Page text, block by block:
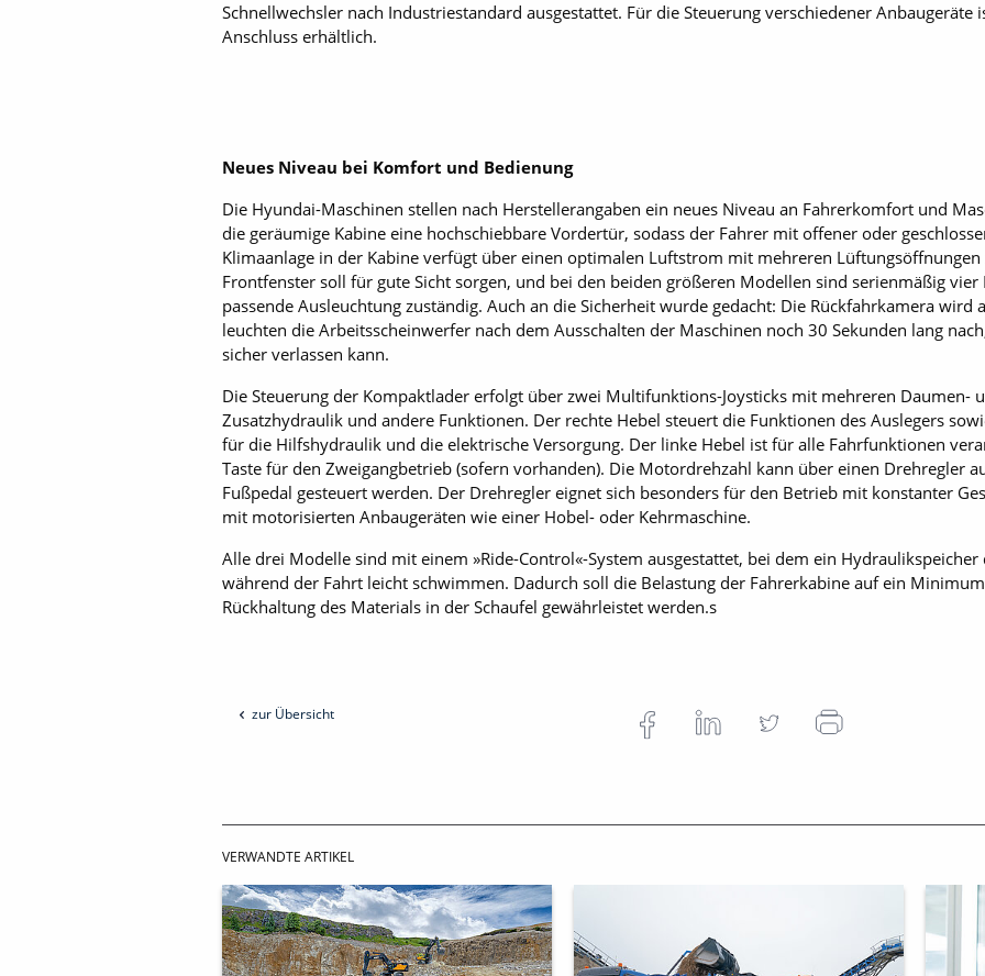
Schnellwechsler nach Industriestandard ausgestattet. Für die Steuerung verschiedener
Anschluss erhältlich.
Neues Niveau bei Komfort und Bedienung
Die Hyundai-Maschinen stellen nach Herstellerangaben ein neues Niveau an Fahrerkomfort und
die geräumige Kabine eine hochschiebbare Vordertür, sodass der Fahrer mit offener oder
Klimaanlage in der Kabine verfügt über einen optimalen Luftstrom mit mehreren
Frontfenster soll für gute Sicht sorgen, und bei den beiden größeren Modellen sind serienmäßig
passende Ausleuchtung zuständig. Auch an die Sicherheit wurde gedacht: Die Rückfahrkamera
leuchten die Arbeitsscheinwerfer nach dem Ausschalten der Maschinen noch 30 Sekunden lang
sicher verlassen kann.
Die Steuerung der Kompaktlader erfolgt über zwei Multifunktions-Joysticks mit mehreren Daumen-
Zusatzhydraulik und andere Funktionen. Der rechte Hebel steuert die Funktionen des Auslegers
für die Hilfshydraulik und die elektrische Versorgung. Der linke Hebel ist für alle Fahrfunktionen
Taste für den Zweigangbetrieb (sofern vorhanden). Die Motordrehzahl kann über einen Drehregler
Fußpedal gesteuert werden. Der Drehregler eignet sich besonders für den Betrieb mit konstanter
mit motorisierten Anbaugeräten wie einer Hobel- oder Kehrmaschine.
Alle drei Modelle sind mit einem »Ride-Control«-System ausgestattet, bei dem ein
während der Fahrt leicht schwimmen. Dadurch soll die Belastung der Fahrerkabine auf ein
Rückhaltung des Materials in der Schaufel gewährleistet werden.s
zur Übersicht
VERWANDTE ARTIKEL